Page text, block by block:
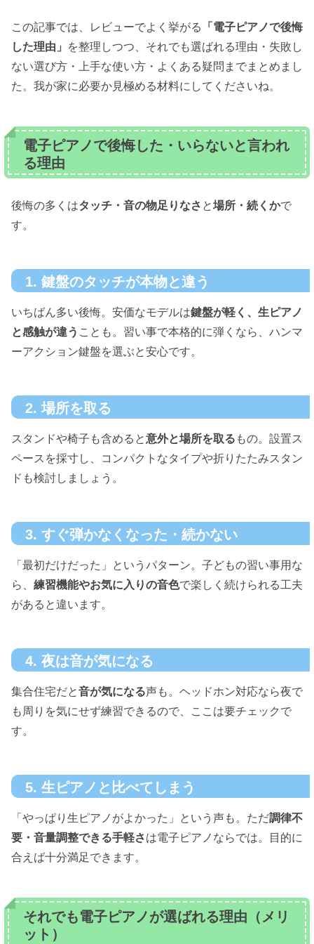
この記事では、レビューでよく挙がる
「電子ピアノで後悔
した理由」
を整理しつつ、それでも選ばれる理由・失敗し
ない選び方・上手な使い方・よくある疑問までまとめまし
た。我が家に必要か見極める材料にしてくださいね。
電子ピアノで後悔した・いらないと言われ
る理由
後悔の多くはタッチ・音の物足りなさ と場所・続くかで
す。
1. 鍵盤のタッチが本物と違う
いちばん多い後悔。安価なモデルは鍵盤が軽く、生ピアノ
と感触が違う ことも。習い事で本格的に弾くなら、ハンマ
ーアクション鍵盤を選ぶと安心です。
2. 場所を取る
スタンドや椅子も含めると意外と場所を取る もの。設置ス
ペースを採寸し、コンパクトなタイプや折りたたみスタン
ドも検討しましょう。
3. すぐ弾かなくなった・続かない
「最初だけだった」というパターン。子どもの習い事用な
ら、 練習機能やお気に入りの音色で楽しく続けられる工夫
があると違います。
4. 夜は音が気になる
集合住宅だと音が気になる声も。ヘッドホン対応なら夜で
も周りを気にせず練習できるので、ここは要チェックで
す。
5. 生ピアノと比べてしまう
「やっぱり生ピアノがよかった」という声も。ただ調律不
要・音量調整できる手軽さは電子ピアノならでは。目的に
合えば十分満足できます。
それでも電子ピアノが選ばれる理由（メリ
ット）